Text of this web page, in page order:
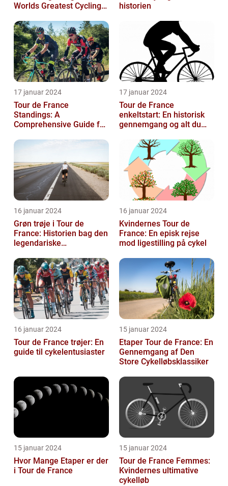
Worlds Greatest Cycling
historien
17 januar 2024
Tour de France
Standings: A
Comprehensive Guide for
Enthusiasts
17 januar 2024
Tour de France
enkeltstart: En historisk
gennemgang og alt du
16 januar 2024
Grøn trøje i Tour de
France: Historien bag den
legendariske
16 januar 2024
Kvindernes Tour de
France: En episk rejse
mod ligestilling på cykel
16 januar 2024
Tour de France trøjer: En
guide til cykelentusiaster
15 januar 2024
Etaper Tour de France: En
Gennemgang af Den
Store Cykelløbsklassiker
15 januar 2024
Hvor Mange Etaper er der
i Tour de France
15 januar 2024
Tour de France Femmes:
Kvindernes ultimative
cykelløb